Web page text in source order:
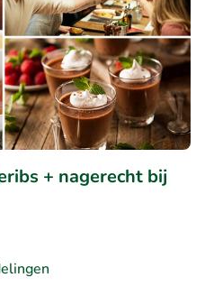
+ nagerecht bij